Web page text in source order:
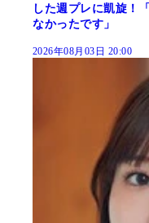
した週プレに凱旋！
なかったです」
2026年08月03日 20:00